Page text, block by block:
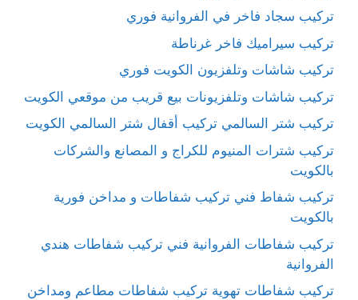
تركيب سجاد فاخر في الفروانية فوري
تركيب سيراميك فاخر غرناطة
تركيب شاشات وتلفزيون الكويت فوري
تركيب شاشات وتلفزيونات بيع قريب من موقعي الكويت
تركيب شتر السالمي تركيب أقفال شتر السالمي الكويت
تركيب شترات المنيوم للكراج و المصانع والشركات
بالكويت
تركيب شفاط فني تركيب شفاطات و مداخن فورية
بالكويت
تركيب شفاطات الفروانية فني تركيب شفاطات هندي
الفروانية
تركيب شفاطات تهوية تركيب شفاطات مطاعم ومداخن